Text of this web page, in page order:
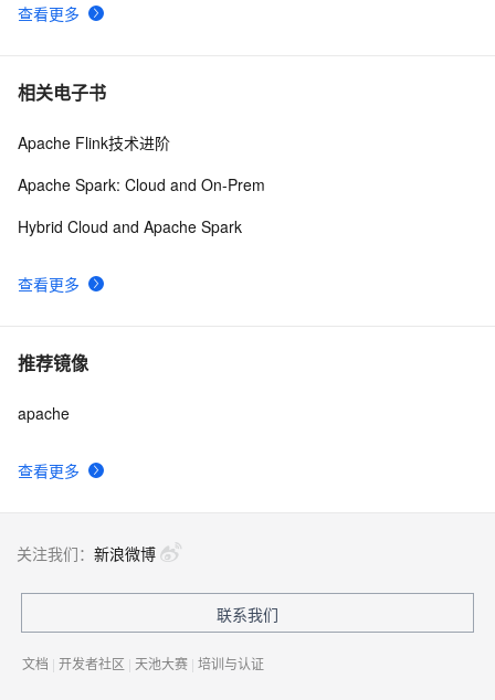
查看更多
相关电子书
查看更多
Apache Flink技术进阶
Apache Spark: Cloud and On-Prem
Hybrid Cloud and Apache Spark
推荐镜像
查看更多
apache
关注我们： 新浪微博
联系我们
文档 | 开发者社区 | 天池大赛 | 培训与认证